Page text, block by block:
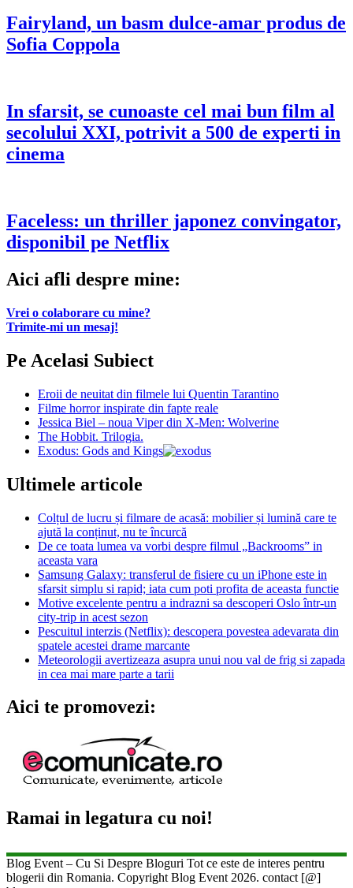
Fairyland, un basm dulce-amar produs de
Sofia Coppola
In sfarsit, se cunoaste cel mai bun film al
secolului XXI, potrivit a 500 de experti in
cinema
Faceless: un thriller japonez convingator,
disponibil pe Netflix
Aici afli despre mine:
Vrei o colaborare cu mine?
Trimite-mi un mesaj!
Pe Acelasi Subiect
Eroii de neuitat din filmele lui Quentin Tarantino
Filme horror inspirate din fapte reale
Jessica Biel – noua Viper din X-Men: Wolverine
The Hobbit. Trilogia.
Exodus: Gods and Kings
Ultimele articole
Colțul de lucru și filmare de acasă: mobilier și lumină care te
ajută la conținut, nu te încurcă
De ce toata lumea va vorbi despre filmul „Backrooms” in
aceasta vara
Samsung Galaxy: transferul de fisiere cu un iPhone este in
sfarsit simplu si rapid; iata cum poti profita de aceasta functie
Motive excelente pentru a indrazni sa descoperi Oslo într-un
city-trip in acest sezon
Pescuitul interzis (Netflix): descopera povestea adevarata din
spatele acestei drame marcante
Meteorologii avertizeaza asupra unui nou val de frig si zapada
in cea mai mare parte a tarii
Aici te promovezi:
Ramai in legatura cu noi!
Blog Event – Cu Si Despre Bloguri Tot ce este de interes pentru
blogerii din Romania. Copyright Blog Event 2026. contact [@]